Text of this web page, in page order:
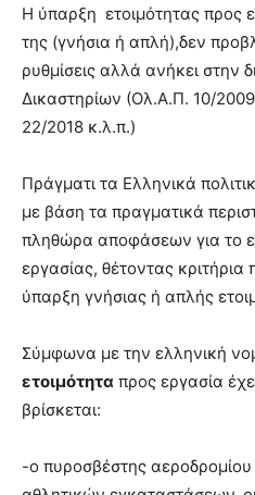
Η ύπαρξη ετοιμότητας προς
της (γνήσια ή απλή),δεν
ρυθμίσεις αλλά ανήκει στην
Δικαστηρίων (Ολ.Α.Π. 10/
22/2018 κ.λ.π.)
Πράγματι τα Ελληνικά
με βάση τα πραγματικά
πληθώρα αποφάσεων για το
εργασίας, θέτοντας
ύπαρξη γνήσιας ή απλής
Σύμφωνα με την ελληνική
ετοιμότητα προς εργασία
βρίσκεται:
-ο πυροσβέστης